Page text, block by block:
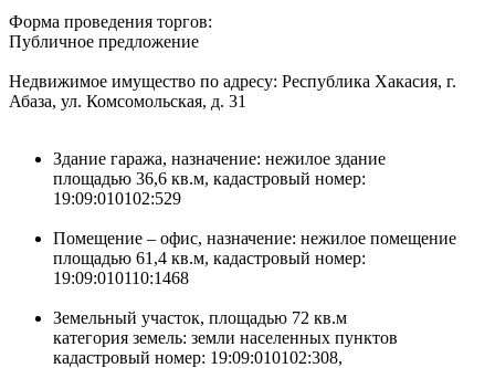
Форма проведения торгов:
Публичное предложение
Недвижимое имущество по адресу: Республика Хакасия, г.
Абаза, ул. Комсомольская, д. 31
Здание гаража, назначение: нежилое здание
площадью 36,6 кв.м, кадастровый номер:
19:09:010102:529
Помещение – офис, назначение: нежилое помещение
площадью 61,4 кв.м, кадастровый номер:
19:09:010110:1468
Земельный участок, площадью 72 кв.м
категория земель: земли населенных пунктов
кадастровый номер: 19:09:010102:308,